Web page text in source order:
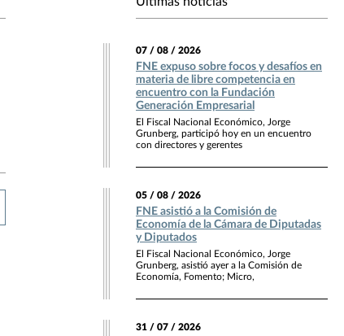
07 / 08 / 2026
FNE expuso sobre focos y desafíos en
materia de libre competencia en
encuentro con la Fundación
Generación Empresarial
El Fiscal Nacional Económico, Jorge
Grunberg, participó hoy en un encuentro
con directores y gerentes
05 / 08 / 2026
FNE asistió a la Comisión de
Economía de la Cámara de Diputadas
y Diputados
El Fiscal Nacional Económico, Jorge
Grunberg, asistió ayer a la Comisión de
Economía, Fomento; Micro,
31 / 07 / 2026